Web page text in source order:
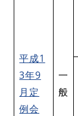
平成1
3年9
月定
例会
一
般